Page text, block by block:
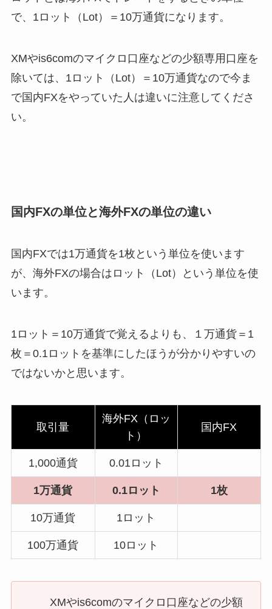
で、1ロット（Lot）＝10万通貨になります。
XMやis6comのマイクロ口座などの少額専用口座を
除いては、 1ロット（Lot）＝10万通貨なので今ま
で国内FXをやっていた人は違いに注意してくださ
い。
国内FXの単位と海外FXの単位の違い
国内FXでは1万通貨を1枚という単位を使います
が、海外FXの場合はロット（Lot）という単位を使
います。
1ロット＝10万通貨で覚えるよりも、１万通貨＝1
枚＝0.1ロットを基準にしたほうが分かりやすいの
ではないかと思います。
取引量
海外FX（ロッ
ト）
国内FX
1,000通貨 0.01ロット
1万通貨 0.1ロット 1枚
10万通貨 1ロット
100万通貨 10ロット
XMやis6comのマイクロ口座などの少額